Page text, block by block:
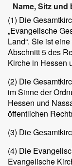
Name, Sitz
(1) Die
„Evangelische
Land“. Sie ist
Abschnitt 5 des
Kirche in Hessen
(2) Die
im Sinne der
Hessen und
öffentlichen
(3) Die
(4) Die
Evangelische